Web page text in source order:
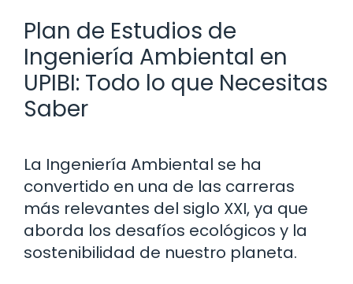
Plan de Estudios de
Ingeniería Ambiental en
UPIBI: Todo lo que Necesitas
Saber
La Ingeniería Ambiental se ha
convertido en una de las carreras
más relevantes del siglo XXI, ya que
aborda los desafíos ecológicos y la
sostenibilidad de nuestro planeta.